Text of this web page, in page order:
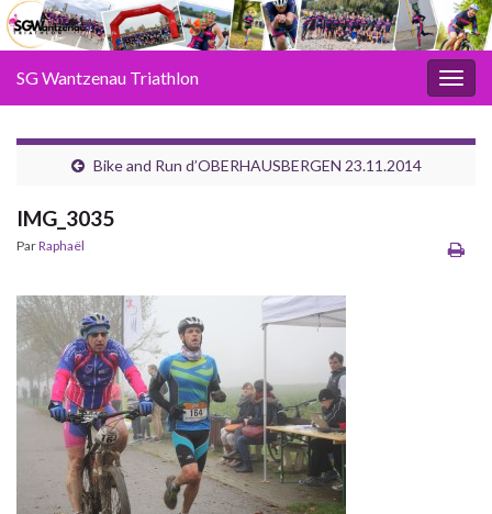
SG Wantzenau Triathlon
Bike and Run d’OBERHAUSBERGEN 23.11.2014
IMG_3035
ParRaphaël